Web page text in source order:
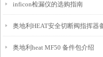
inficon检漏仪的选购指南
奥地利HEAT安全切断阀指挥器
奥地利heat MF50 备件包介绍